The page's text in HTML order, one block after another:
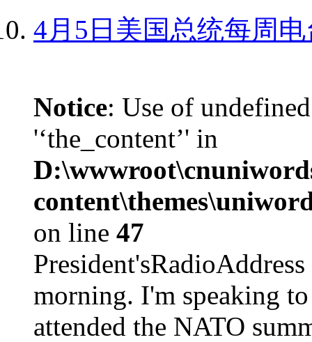
4月5日美国总统每周
Notice: Use of
'‘the_content’' in
on line 47
morning. I'm speaking
attended the NATO